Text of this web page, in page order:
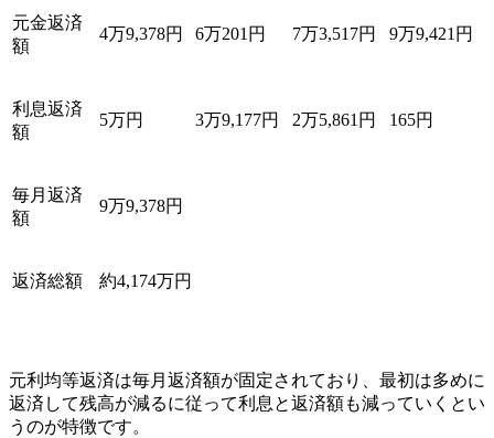
元金返済
額
4万9,378円 6万201円 7万3,517円 9万9,421円
利息返済
額
5万円 3万9,177円 2万5,861円 165円
毎月返済
額
9万9,378円
返済総額 約4,174万円
元利均等返済は毎月返済額が固定されており、最初は多めに
返済して残高が減るに従って利息と返済額も減っていくとい
うのが特徴です。